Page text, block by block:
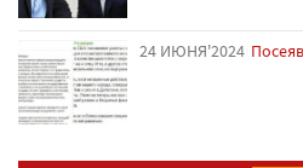
24 ИЮНЯ'2024